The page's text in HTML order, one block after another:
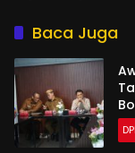
Baca Juga